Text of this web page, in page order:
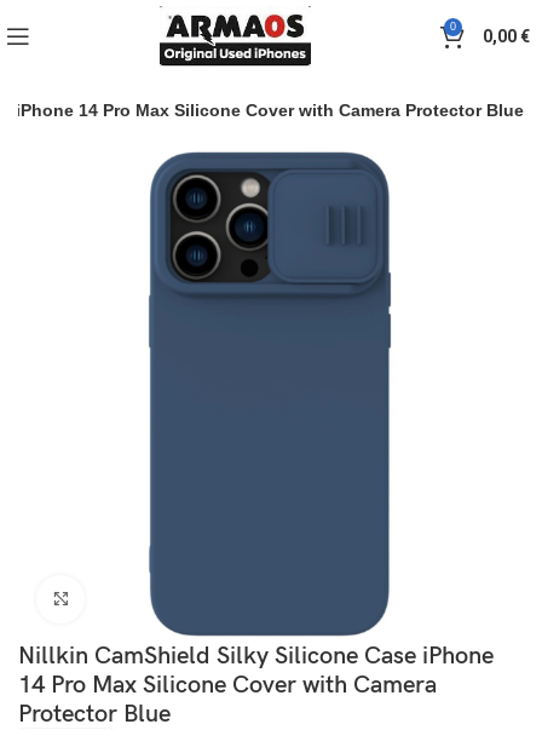
0 0,00€
iPhone 14 Pro Max Silicone Cover with Camera Protector Blue
Click to enlarge
Nillkin CamShield Silky Silicone Case iPhone
14 Pro Max Silicone Cover with Camera
Protector Blue